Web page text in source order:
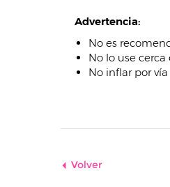
Advertencia:
No es
No lo use
No inflar por
Volver